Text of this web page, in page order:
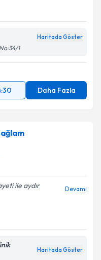
Haritada Göster
1
Daha Fazla
ile aydır
Devamı
Haritada Göster